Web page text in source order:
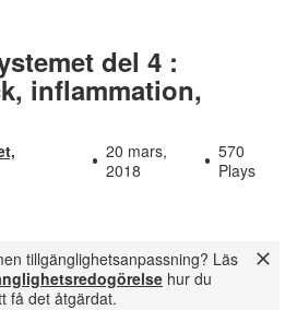
del 4 :
inflammation,
20 mars,
2018
570
Plays
tillgänglighetsanpassning? Läs
hur du
få det åtgärdat.